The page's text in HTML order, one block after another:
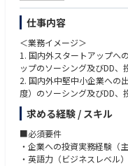
仕事内容
＜業務イメージ＞
1. 国内外スタートアップへ
ップのソーシング及びDD
2. 国内外中堅中小企業への
度）のソーシング及びDD、
3. 国内外PEファンド/VCフ
記投資活動に資する国内外
進
4. 投資戦略の策定：担当D
合する形で投資戦略方針を策
求める経験 / スキル
■必須要件
・企業への投資実務経験（
・英語力（ビジネスレベル）